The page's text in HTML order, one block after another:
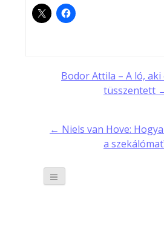
PostBodor Attila – A ló,
tüsszentett
← Niels van Hove:
a